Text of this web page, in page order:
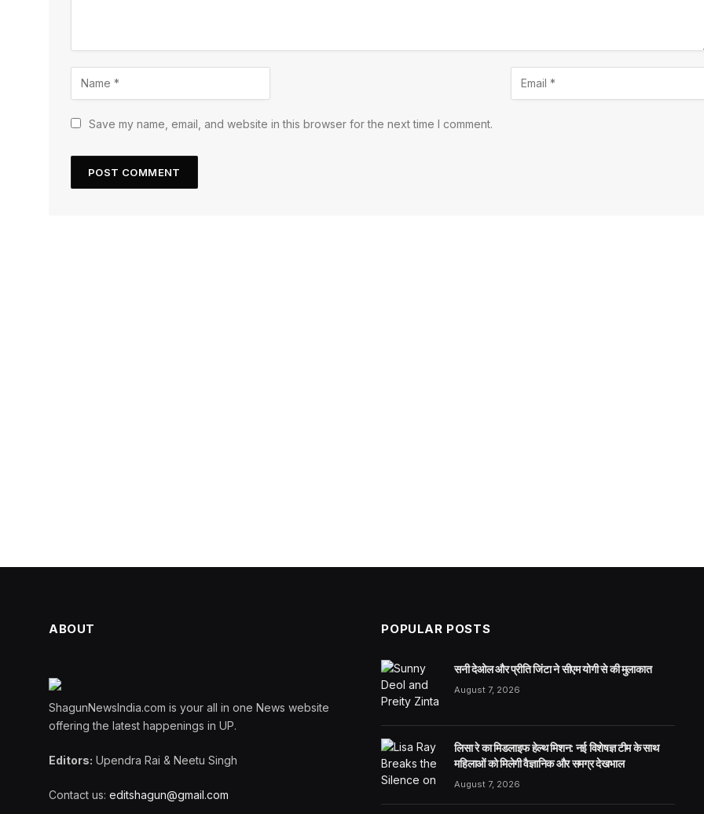
Save my name, email, and website in this browser for the next time I comment.
ABOUT
ShagunNewsIndia.com is your all in one News website
offering the latest happenings in UP.
Editors: Upendra Rai & Neetu Singh
Contact us: editshagun@gmail.com
POPULAR POSTS
सनी देओल और प्रीति जिंटा ने सीएम योगी से की मुलाकात
August 7, 2026
लिसा रे का मिडलाइफ हेल्थ मिशन: नई विशेषज्ञ टीम के साथ
महिलाओं को मिलेगी वैज्ञानिक और समग्र देखभाल
August 7, 2026